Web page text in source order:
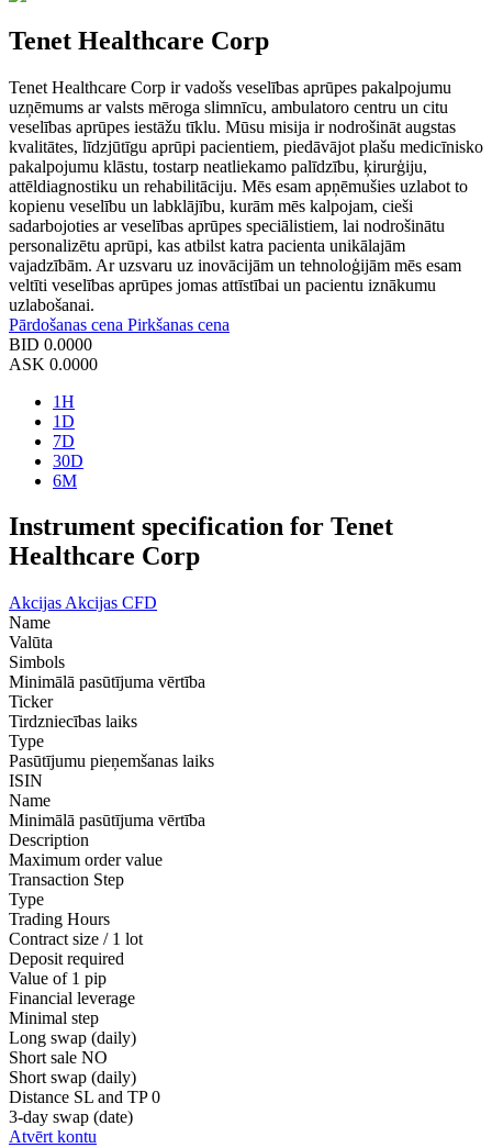
Tenet Healthcare Corp
Tenet Healthcare Corp ir vadošs veselības aprūpes pakalpojumu
uzņēmums ar valsts mēroga slimnīcu, ambulatoro centru un citu
veselības aprūpes iestāžu tīklu. Mūsu misija ir nodrošināt augstas
kvalitātes, līdzjūtīgu aprūpi pacientiem, piedāvājot plašu medicīnisko
pakalpojumu klāstu, tostarp neatliekamo palīdzību, ķirurģiju,
attēldiagnostiku un rehabilitāciju. Mēs esam apņēmušies uzlabot to
kopienu veselību un labklājību, kurām mēs kalpojam, cieši
sadarbojoties ar veselības aprūpes speciālistiem, lai nodrošinātu
personalizētu aprūpi, kas atbilst katra pacienta unikālajām
vajadzībām. Ar uzsvaru uz inovācijām un tehnoloģijām mēs esam
veltīti veselības aprūpes jomas attīstībai un pacientu iznākumu
uzlabošanai.
Pārdošanas cena Pirkšanas cena
BID 0.0000
ASK 0.0000
1H
1D
7D
30D
6M
Instrument specification for Tenet
Healthcare Corp
Akcijas Akcijas CFD
Name
Valūta
Simbols
Minimālā pasūtījuma vērtība
Ticker
Tirdzniecības laiks
Type
Pasūtījumu pieņemšanas laiks
ISIN
Name
Minimālā pasūtījuma vērtība
Description
Maximum order value
Transaction Step
Type
Trading Hours
Contract size / 1 lot
Deposit required
Value of 1 pip
Financial leverage
Minimal step
Long swap (daily)
Short sale NO
Short swap (daily)
Distance SL and TP 0
3-day swap (date)
Atvērt kontu